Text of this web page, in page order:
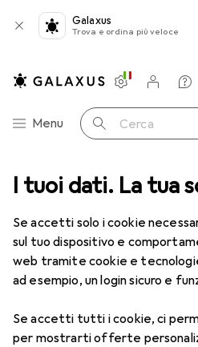
I tuoi dati. La tua
Se accetti solo i cookie
sul tuo dispositivo e
web tramite cookie e
ad esempio, un login sicuro e
Se accetti tutti i cookie, ci
per mostrarti offerte
Galaxus
Trova e ordina più veloce
Categoria Navigazione
Menu Cerca
Impostazioni
Conto cliente
Liste di
Liste dei desideri
Carrello
Epson Carrello Inchiostro Ciano
EUR
17,65
Epson
Durabrite